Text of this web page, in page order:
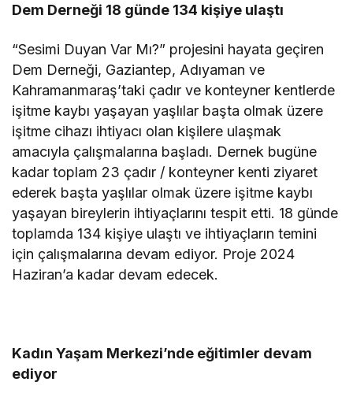
Dem Derneği 18 günde 134 kişiye ulaştı
“Sesimi Duyan Var Mı?” projesini hayata geçiren
Dem Derneği, Gaziantep, Adıyaman ve
Kahramanmaraş’taki çadır ve konteyner kentlerde
işitme kaybı yaşayan yaşlılar başta olmak üzere
işitme cihazı ihtiyacı olan kişilere ulaşmak
amacıyla çalışmalarına başladı. Dernek bugüne
kadar toplam 23 çadır / konteyner kenti ziyaret
ederek başta yaşlılar olmak üzere işitme kaybı
yaşayan bireylerin ihtiyaçlarını tespit etti. 18 günde
toplamda 134 kişiye ulaştı ve ihtiyaçların temini
için çalışmalarına devam ediyor. Proje 2024
Haziran’a kadar devam edecek.
Kadın Yaşam Merkezi’nde eğitimler devam
ediyor